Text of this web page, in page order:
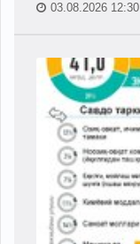
03.08.2026 12:30